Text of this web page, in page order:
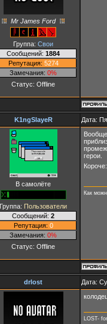
Mr James Ford
Группа: Свои
Сообщений: 1884
Репутация: 5274
Замечания: 0%
Статус: Offline
K1ngSlayeR Дата:
В самолёте
Группа: Пользователи
Сообщений: 2
Репутация: 0
Замечания: 0%
Статус: Offline
герои.
Как
drlost Дата:
LOST-